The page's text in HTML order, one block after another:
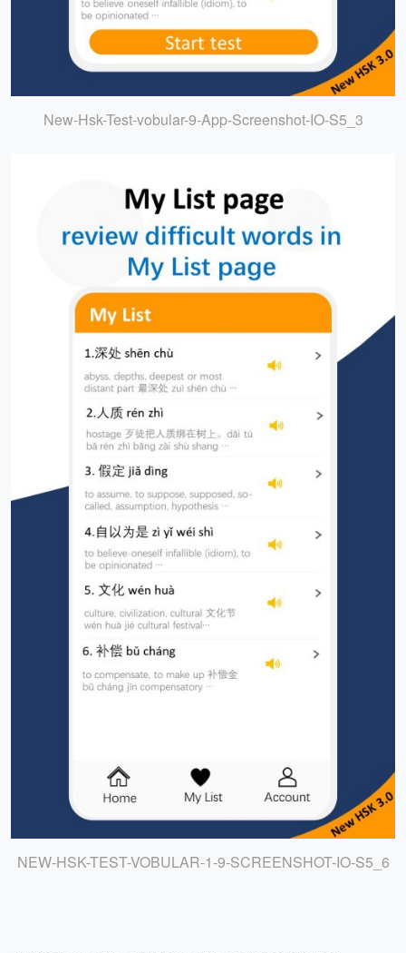
New-Hsk-Test-vobular-9-App-Screenshot-IO-S5_3
NEW-HSK-TEST-VOBULAR-1-9-SCREENSHOT-IO-S5_6